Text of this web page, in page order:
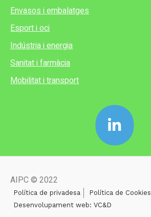
Envasos i embalatges
Esport i oci
Indústria i energia
Sanitat i farmàcia
Mobilitat i transport
AIPC © 2022
Política de privadesa Política de Cookies
Desenvolupament web: VC&D